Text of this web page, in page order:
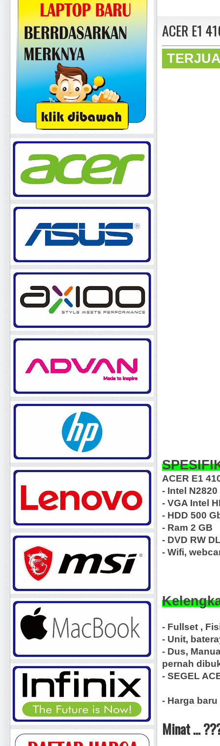
ACER E1
ACER E1
- Intel
- VGA Intel
- HDD 500
- Ram 2 GB
- DVD RW
- Wifi,
- Fullset ,
- Unit,
- Dus,
pernah
- SEGEL
- Harga baru
Minat ...